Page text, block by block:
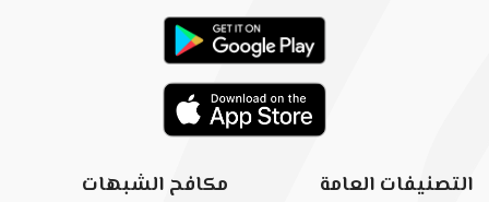
التصنيفات العامة مكافح الشبهات